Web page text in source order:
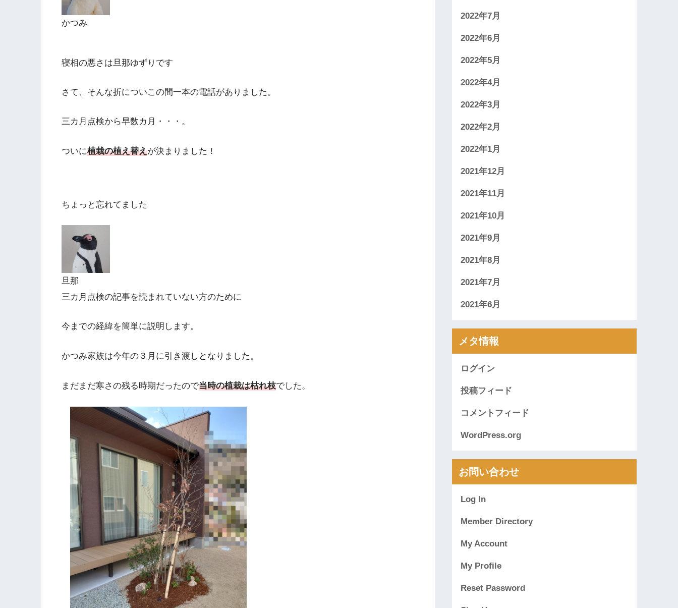
かつみ
寝相の悪さは旦那ゆずりです
さて、そんな折についこの間一本の電話がありました。
三カ月点検から早数カ月・・・。
ついに植栽の植え替えが決まりました！
ちょっと忘れてました
旦那
三カ月点検の記事を読まれていない方のために
今までの経緯を簡単に説明します。
かつみ家族は今年の３月に引き渡しとなりました。
まだまだ寒さの残る時期だったので当時の植栽は枯れ枝でした。
2022年7月
2022年6月
2022年5月
2022年4月
2022年3月
2022年2月
2022年1月
2021年12月
2021年11月
2021年10月
2021年9月
2021年8月
2021年7月
2021年6月
メタ情報
ログイン
投稿フィード
コメントフィード
WordPress.org
お問い合わせ
Log In
Member Directory
My Account
My Profile
Reset Password